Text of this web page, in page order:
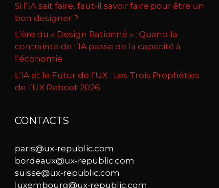
Si l’IA sait faire, faut-il savoir faire pour être un
bon designer ?
L’ère du « Design Rationné » : Quand la
contrainte de l’IA passe de la capacité à
l’économie
L’IA et le Futur de l’UX : Les Trois Prophéties
de l’UX Reboot 2026
CONTACTS
paris@ux-republic.com
bordeaux@ux-republic.com
suisse@ux-republic.com
luxembourg@ux-republic.com